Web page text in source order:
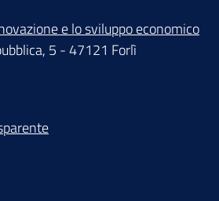
e lo sviluppo economico
5 - 47121 Forlì